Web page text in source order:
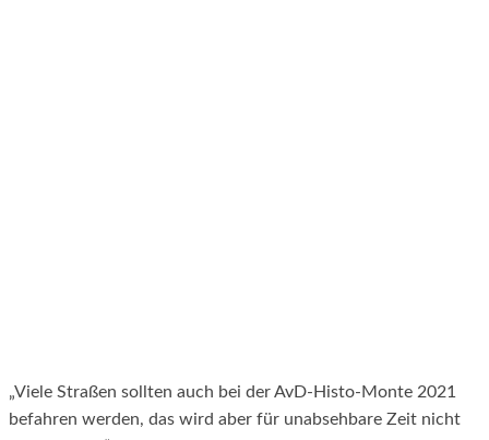
„Viele Straßen sollten auch bei der AvD-Histo-Monte 2021
befahren werden, das wird aber für unabsehbare Zeit nicht